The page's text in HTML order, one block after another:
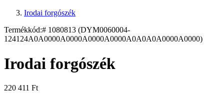
Irodai forgószék
Termékkód:# 1080813 (DYM0060004-
124124A0A0000A0000A0000A0000A0A0A0A0000A0000)
Irodai forgószék
220 411 Ft